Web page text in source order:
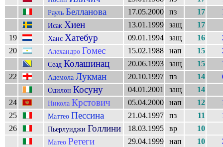
Рауль Белланова 17.05.2000 пз 17
Исак Хиен 13.01.1999 защ
17
19
Ханс Хатебур 09.01.1994 защ 16
20
Алехандро Гомес 15.02.1988 нап 15
Сеад Колашинац 20.06.1993 защ 15
22
Адемола Лукман 20.10.1997 пз 14
Одилон Косуну 04.01.2001 защ
14
24
Никола Крстович 05.04.2000 нап 12
25
Маттео Пессина 21.04.1997 пз 11
26
Пьерлуиджи Голлини 18.03.1995 вр 10
Матео Ретеги 29.04.1999 нап 10